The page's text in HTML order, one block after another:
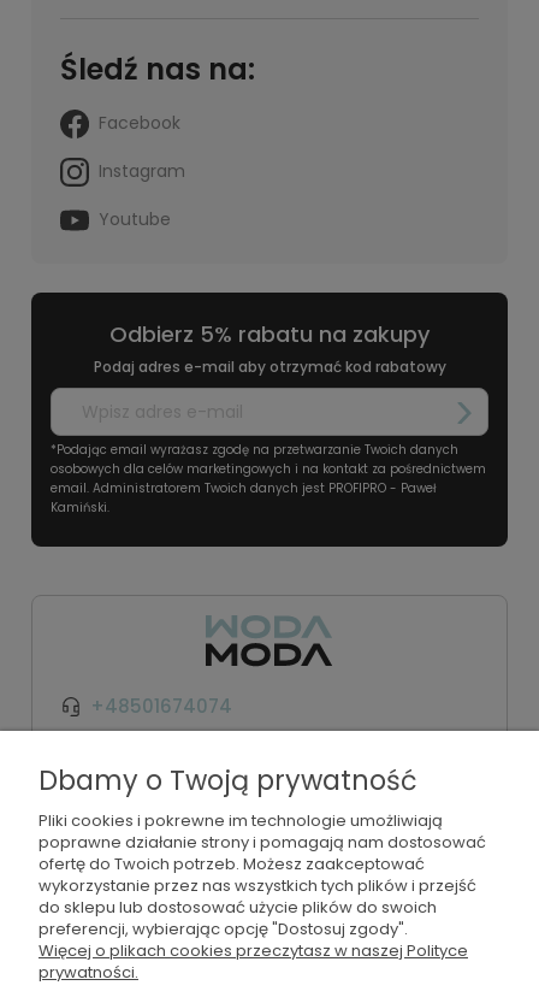
Śledź nas na:
Facebook
Instagram
Youtube
Odbierz 5% rabatu na zakupy
Podaj adres e-mail aby otrzymać kod rabatowy
*Podając email wyrażasz zgodę na przetwarzanie Twoich danych
osobowych dla celów marketingowych i na kontakt za pośrednictwem
email. Administratorem Twoich danych jest PROFIPRO - Paweł
Kamiński.
+48501674074
Moje konto
Regulamin i polityka
Płatności i dostawa
Dbamy o Twoją prywatność
Pliki cookies i pokrewne im technologie umożliwiają
poprawne działanie strony i pomagają nam dostosować
ofertę do Twoich potrzeb. Możesz zaakceptować
wykorzystanie przez nas wszystkich tych plików i przejść
do sklepu lub dostosować użycie plików do swoich
preferencji, wybierając opcję "Dostosuj zgody".
Więcej o plikach cookies przeczytasz w naszej Polityce
prywatności.